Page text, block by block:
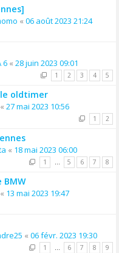
« 06 août 2023 21:24
6 « 28 juin 2023 09:01
1 2 3 4 5
oldtimer
« 27 mai 2023 10:56
1 2
« 18 mai 2023 06:00
1 … 5 6 7 8
BMW
« 13 mai 2023 19:47
« 06 févr. 2023 19:30
1 … 6 7 8 9